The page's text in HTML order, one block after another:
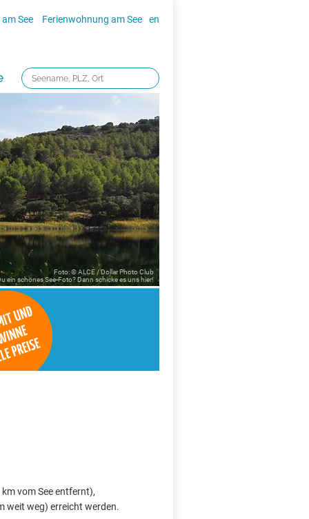
See Ferienwohnung am See en
Foto: © ALCE / Dollar Photo Club
ein schönes See-Foto? Dann schicke es uns hier!
vom See entfernt),
weit weg) erreicht werden.